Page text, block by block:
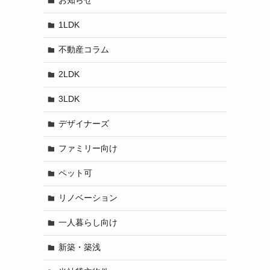
1LDK
不動産コラム
2LDK
3LDK
デザイナーズ
ファミリー向け
ペット可
リノベーション
一人暮らし向け
新築・築浅